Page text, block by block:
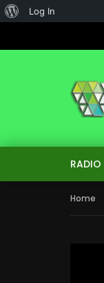
About
Log In
RADIO
Home